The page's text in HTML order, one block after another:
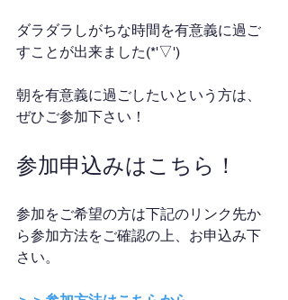
ダラダラしがちな時間を有意義に過ご
すことが出来ました(*'▽')
朝を有意義に過ごしたいという方は、
ぜひご参加下さい！
参加申込みはこちら！
参加をご希望の方は下記のリンク先か
ら参加方法をご確認の上、お申込み下
さい。